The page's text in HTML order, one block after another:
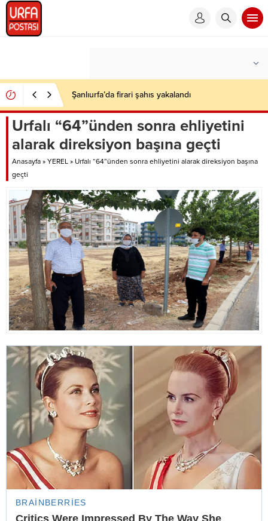
Şanlıurfa’da firari şahıs yakalandı
Urfalı “64”ünden sonra ehliyetini
alarak direksiyon başına geçti
Anasayfa » YEREL » Urfalı “64”ünden sonra ehliyetini alarak direksiyon başına
geçti